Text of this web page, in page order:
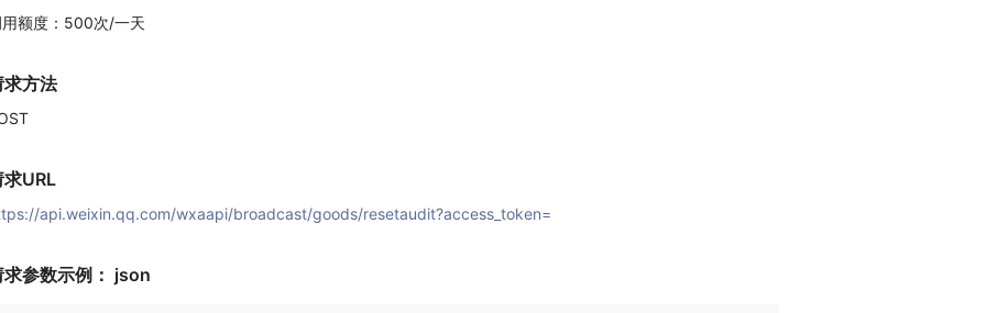
额度：500次/一天
求方法
求URL
api.weixin.qq.com/wxaapi/broadcast/goods/resetaudit?access_token=
求参数示例： json